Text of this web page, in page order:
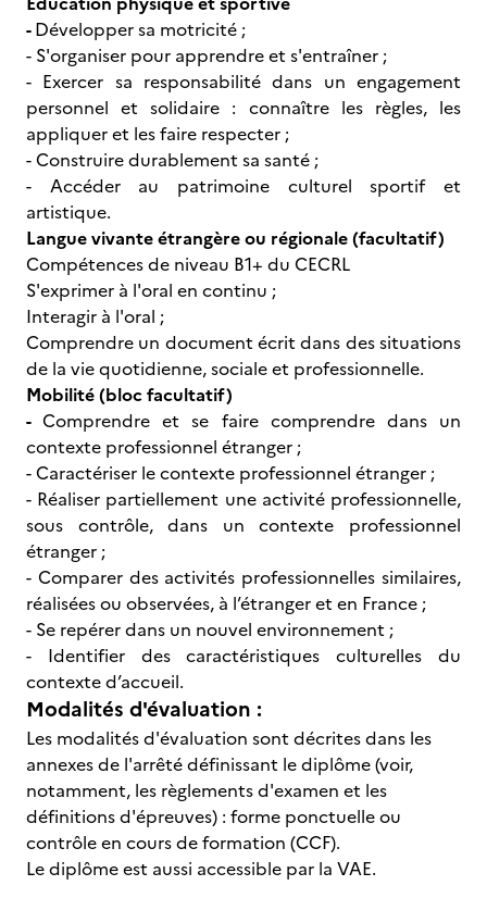
-Développer sa motricité ;
- S'organiser pour apprendre et s'entraîner ;
- Exercer sa responsabilité dans un engagement
personnel et solidaire : connaître les règles, les
appliquer et les faire respecter ;
- Construire durablement sa santé ;
- Accéder au patrimoine culturel sportif et
artistique.
Langue vivante étrangère ou régionale (facultatif)
Compétences de niveau B1+ du CECRL
S'exprimer à l'oral en continu ;
Interagir à l'oral ;
Comprendre un document écrit dans des situations
de la vie quotidienne, sociale et professionnelle.
Mobilité (bloc facultatif)
-Comprendre et se faire comprendre dans un
contexte professionnel étranger ;
- Caractériser le contexte professionnel étranger ;
- Réaliser partiellement une activité professionnelle,
sous contrôle, dans un contexte professionnel
étranger ;
- Comparer des activités professionnelles similaires,
réalisées ou observées, à l’étranger et en France ;
- Se repérer dans un nouvel environnement ;
- Identifier des caractéristiques culturelles du
contexte d’accueil.
Modalités d'évaluation :
Les modalités d'évaluation sont décrites dans les
annexes de l'arrêté définissant le diplôme (voir,
notamment, les règlements d'examen et les
définitions d'épreuves) : forme ponctuelle ou
contrôle en cours de formation (CCF).
Le diplôme est aussi accessible par la VAE.